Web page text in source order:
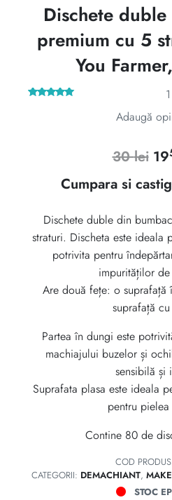
Dischete
premium cu 5
You
1
Adaugă
30lei 19
Cumpara si
Dischete duble din
straturi. Discheta este ideala
potrivita pentru
impurităților
Are două fețe: o
suprafață
Partea în dungi este
machiajului buzelor și
sensibilă și
Suprafata plasa este ideala
pentru pielea
Contine 80 de
COD
CATEGORII: DEMACHIANT,
STOC